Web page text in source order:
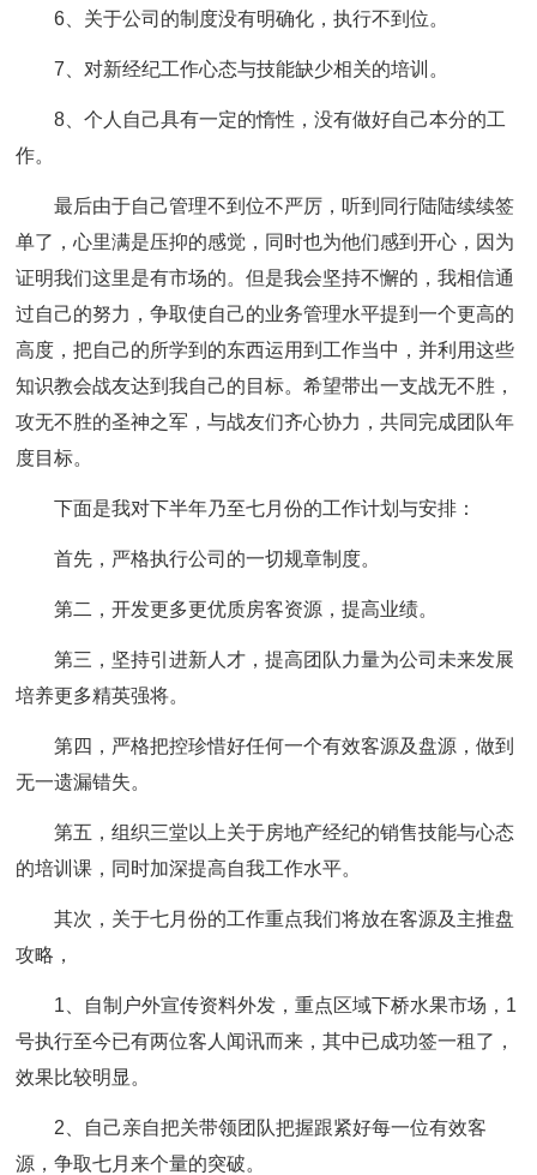
6、关于公司的制度没有明确化，执行不到位。
7、对新经纪工作心态与技能缺少相关的培训。
8、个人自己具有一定的惰性，没有做好自己本分的工
作。
最后由于自己管理不到位不严厉，听到同行陆陆续续签
单了，心里满是压抑的感觉，同时也为他们感到开心，因为
证明我们这里是有市场的。但是我会坚持不懈的，我相信通
过自己的努力，争取使自己的业务管理水平提到一个更高的
高度，把自己的所学到的东西运用到工作当中，并利用这些
知识教会战友达到我自己的目标。希望带出一支战无不胜，
攻无不胜的圣神之军，与战友们齐心协力，共同完成团队年
度目标。
下面是我对下半年乃至七月份的工作计划与安排：
首先，严格执行公司的一切规章制度。
第二，开发更多更优质房客资源，提高业绩。
第三，坚持引进新人才，提高团队力量为公司未来发展
培养更多精英强将。
第四，严格把控珍惜好任何一个有效客源及盘源，做到
无一遗漏错失。
第五，组织三堂以上关于房地产经纪的销售技能与心态
的培训课，同时加深提高自我工作水平。
其次，关于七月份的工作重点我们将放在客源及主推盘
攻略，
1、自制户外宣传资料外发，重点区域下桥水果市场，1
号执行至今已有两位客人闻讯而来，其中已成功签一租了，
效果比较明显。
2、自己亲自把关带领团队把握跟紧好每一位有效客
源，争取七月来个量的突破。